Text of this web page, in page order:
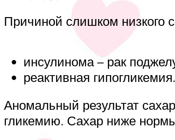
Причиной слишком низкого
инсулинома – рак
реактивная гипогликемия.
Аномальный результат
гликемию. Сахар ниже